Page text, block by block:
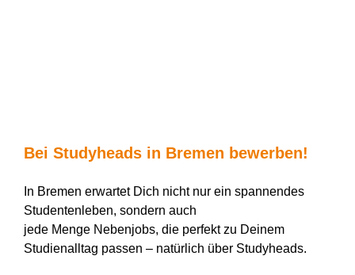
Bei Studyheadsin Bremen bewerben!
In Bremen erwartet Dich nicht nur ein spannendes
Studentenleben, sondern auch
jede Menge Nebenjobs, die perfekt zu Deinem
Studienalltag passen – natürlich über Studyheads.